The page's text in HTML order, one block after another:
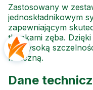
Zastosowany w
jednoskładnikowym
zapewniającym
tkankami zęba.
się wysoką
kliniczną.
Dane